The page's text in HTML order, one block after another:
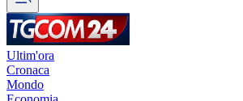
Ultim'ora
Cronaca
Mondo